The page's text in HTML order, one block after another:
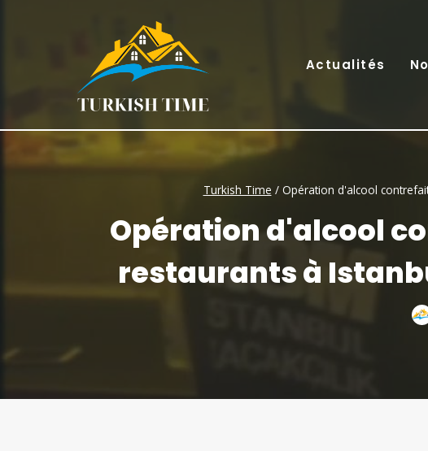
Actualités
Turkish Time / Opération d'alcool
Opération d'alcool
restaurants à